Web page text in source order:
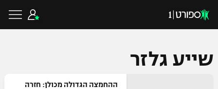
שייע גלזר
ההחמצה הגדולה מכולן: חזרה